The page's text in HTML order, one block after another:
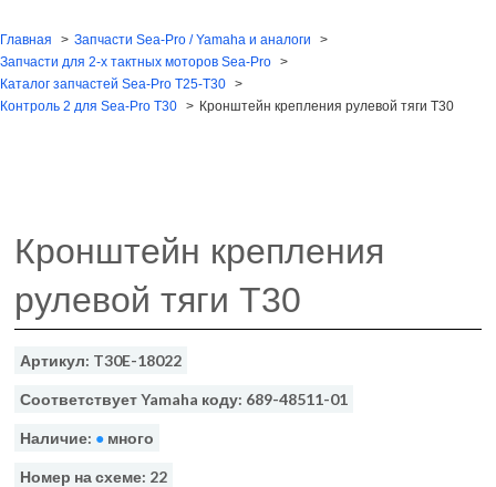
Кронштейн крепления рулевой тяги T30
Контроль 2 для Sea-Pro Т30
Каталог запчастей Sea-Pro T25-T30
Запчасти для 2-х тактных моторов Sea-Pro
Запчасти Sea-Pro / Yamaha и аналоги
Главная
Кронштейн крепления
рулевой тяги T30
Артикул: T30E-18022
Соответствует Yamaha коду: 689-48511-01
Наличие: ● много
Номер на схеме: 22